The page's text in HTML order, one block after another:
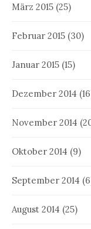
März 2015 (25)
Februar 2015 (30)
Januar 2015 (15)
Dezember 2014
November 2014
Oktober 2014 (9)
September 2014
August 2014 (25)